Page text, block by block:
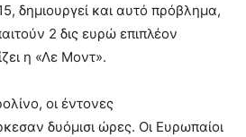
δημιουργεί και αυτό πρόβλημα,
2 δις ευρώ επιπλέον
η «Λε Μοντ».
οι έντονες
δυόμισι ώρες. Οι Ευρωπαίοι